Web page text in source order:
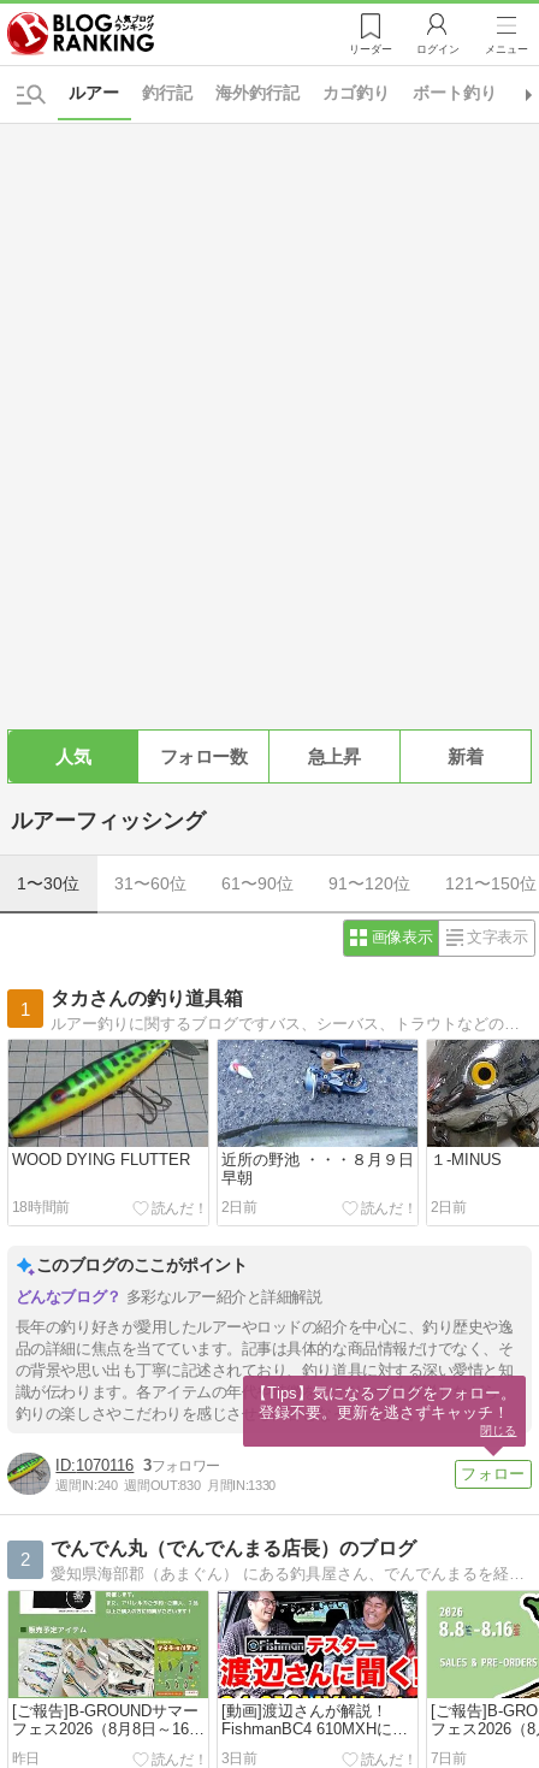
リーダー ログイン メニュー
釣行記 海外釣行記 カゴ釣り ボート釣り
ルアー
人気 フォロー数 急上昇 新着
ルアーフィッシング
1〜30位 31〜60位 61〜90位 91〜120位 121〜150位
画像表示 文字表示
1
タカさんの釣り道具箱
ルアー釣りに関するブログですバス、シーバス、トラウトなどの釣行記、釣り道具、ルアー製作、フライなど
WOOD DYING FLUTTER
18時間前
近所の野池 ・・・８月９日
早朝
2日前
１-MINUS
2日前
このブログのここがポイント
多彩なルアー紹介と詳細解説
長年の釣り好きが愛用したルアーやロッドの紹介を中心に、釣り歴史や逸
品の詳細に焦点を当てています。記事は具体的な商品情報だけでなく、そ
の背景や思い出も丁寧に記述されており、釣り道具に対する深い愛情と知
識が伝わります。各アイテムの年代や特徴をわかりやすく解説しながら、
釣りの楽しさやこだわりを感じさせる内容となっています。
1070116 3
週間IN:240 週間OUT:830 月間IN:1330
2
でんでん丸（でんでんまる店長）のブログ
愛知県海部郡（あまぐん） にある釣具屋さん、でんでんまるを経営する店長”でんでん丸”のブログです！ 雑誌掲載などのメディア情報、釣行記、最新情報などこまめに更新してゆきますので、お楽しみに！
[ご報告]B-GROUNDサマー
フェス2026（8月8日～16
日）追加情報！
昨日
[動画]渡辺さんが解説！
FishmanBC4 610MXHにつ
いて！をアップしました！
3日前
[ご報告]B-
フェス2026（
日）開催のお
7日前
【Tips】気になるブログをフォロー。
登録不要。更新を逃さずキャッチ！
閉じる